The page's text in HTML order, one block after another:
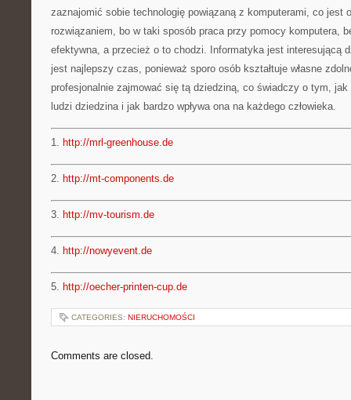
zaznajomić sobie technologię powiązaną z komputerami, co jest
rozwiązaniem, bo w taki sposób praca przy pomocy komputera,
efektywna, a przecież o to chodzi. Informatyka jest interesującą
jest najlepszy czas, ponieważ sporo osób kształtuje własne
profesjonalnie zajmować się tą dziedziną, co świadczy o tym, jak
ludzi dziedzina i jak bardzo wpływa ona na każdego człowieka.
1. http://mrl-greenhouse.de
2. http://mt-components.de
3. http://mv-tourism.de
4. http://nowyevent.de
5. http://oecher-printen-cup.de
CATEGORIES: NIERUCHOMOŚCI
Comments are closed.